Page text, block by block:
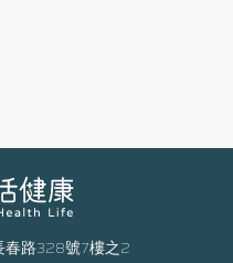
又因為常常會刺激迷走神經所
症狀。媒體報導中，醫師更是
風」的警訊，有些老人家強忍
春路328號7樓之2